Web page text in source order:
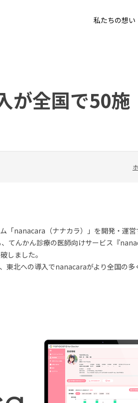
私たちの想い
全国で50施
nanacara（ナナカラ）」を開発・運営
てんかん診療の医師向けサービス『
しました。
東北への導入でnanacaraがより全国の